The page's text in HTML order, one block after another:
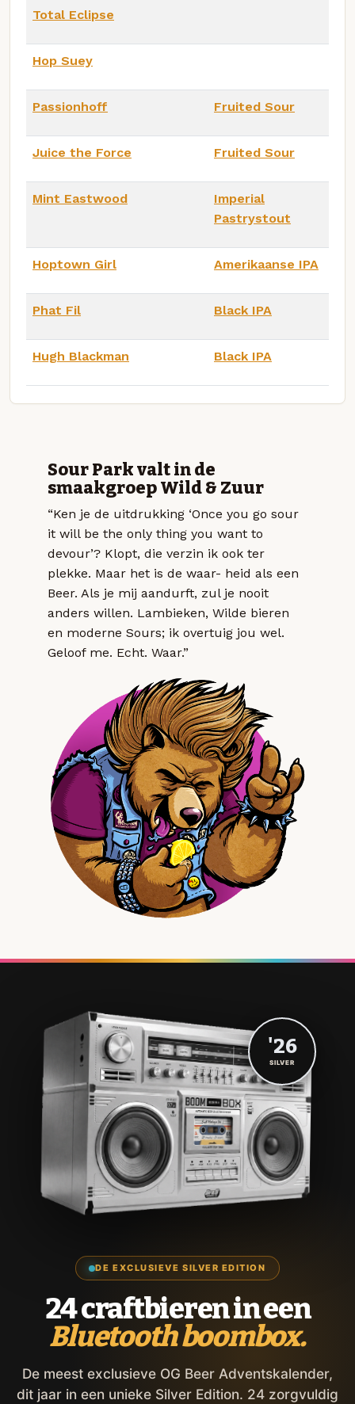
Total Eclipse
Hop Suey
Passionhoff Fruited Sour
Juice the Force Fruited Sour
Mint Eastwood
Imperial
Pastrystout
Hoptown Girl Amerikaanse IPA
Phat Fil Black IPA
Hugh Blackman Black IPA
Sour Park valt in de
smaakgroep Wild & Zuur
“Ken je de uitdrukking ‘Once you go sour
it will be the only thing you want to
devour’? Klopt, die verzin ik ook ter
plekke. Maar het is de waar- heid als een
Beer. Als je mij aandurft, zul je nooit
anders willen. Lambieken, Wilde bieren
en moderne Sours; ik overtuig jou wel.
Geloof me. Echt. Waar.”
DE EXCLUSIEVE SILVER EDITION
24 craftbieren in een
Bluetooth boombox.
De meest exclusieve OG Beer Adventskalender,
dit jaar in een unieke Silver Edition. 24 zorgvuldig
'26
SILVER